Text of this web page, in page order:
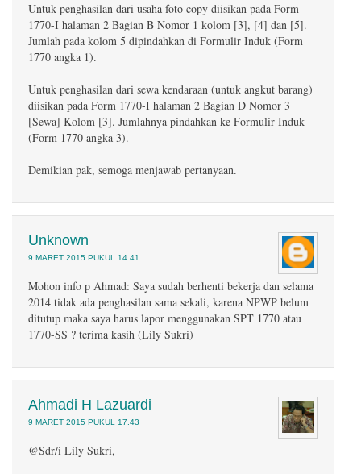
Untuk penghasilan dari usaha foto copy diisikan pada Form
1770-I halaman 2 Bagian B Nomor 1 kolom [3], [4] dan [5].
Jumlah pada kolom 5 dipindahkan di Formulir Induk (Form
1770 angka 1).
Untuk penghasilan dari sewa kendaraan (untuk angkut barang)
diisikan pada Form 1770-I halaman 2 Bagian D Nomor 3
[Sewa] Kolom [3]. Jumlahnya pindahkan ke Formulir Induk
(Form 1770 angka 3).
Demikian pak, semoga menjawab pertanyaan.
Unknown
9 MARET 2015 PUKUL 14.41
Mohon info p Ahmad: Saya sudah berhenti bekerja dan selama
2014 tidak ada penghasilan sama sekali, karena NPWP belum
ditutup maka saya harus lapor menggunakan SPT 1770 atau
1770-SS ? terima kasih (Lily Sukri)
Ahmadi H Lazuardi
9 MARET 2015 PUKUL 17.43
@Sdr/i Lily Sukri,